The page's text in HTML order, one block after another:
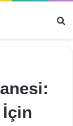
İçin